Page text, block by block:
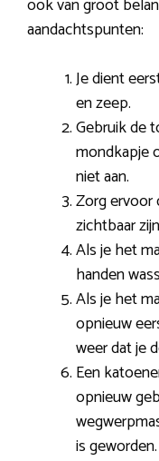
aandachtspunten:
Je dient
en zeep.
Gebruik de
mondkapje
niet aan.
Zorg ervoor
zichtbaar
Als je het
handen
Als je het
opnieuw
weer dat je
Een
opnieuw
is geworden.